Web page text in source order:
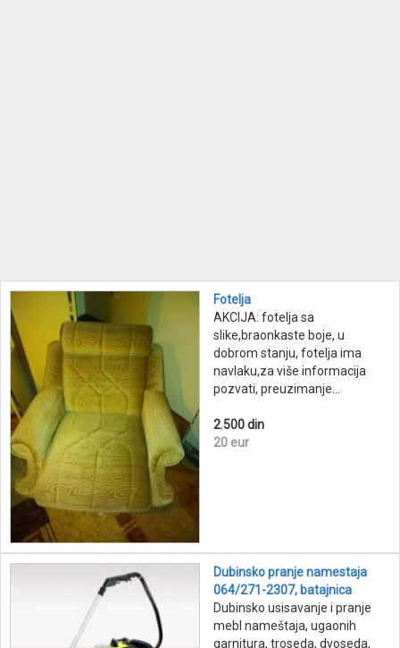
Fotelja
AKCIJA: fotelja sa
slike,braonkaste boje, u
dobrom stanju, fotelja ima
navlaku,za više informacija
pozvati, preuzimanje...
2,500 din
20 eur
Dubinsko pranje namestaja
064/271-2307, batajnica
Dubinsko usisavanje i pranje
mebl nameštaja, ugaonih
garnitura, troseda, dvoseda,